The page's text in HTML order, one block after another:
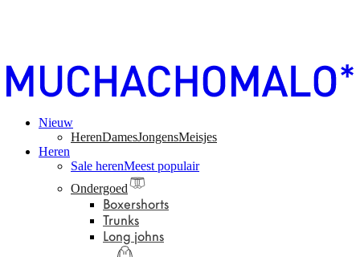
Nieuw
HerenDamesJongensMeisjes
Heren
Sale herenMeest populair
Ondergoed
Boxershorts
Trunks
Long johns